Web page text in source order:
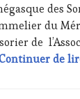
des
du
de
de